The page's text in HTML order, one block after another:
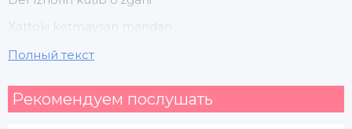
Xattoki ketmaysan mandan
Faqat do'sting deya bilasan
Полный текст
Рекомендуем послушать